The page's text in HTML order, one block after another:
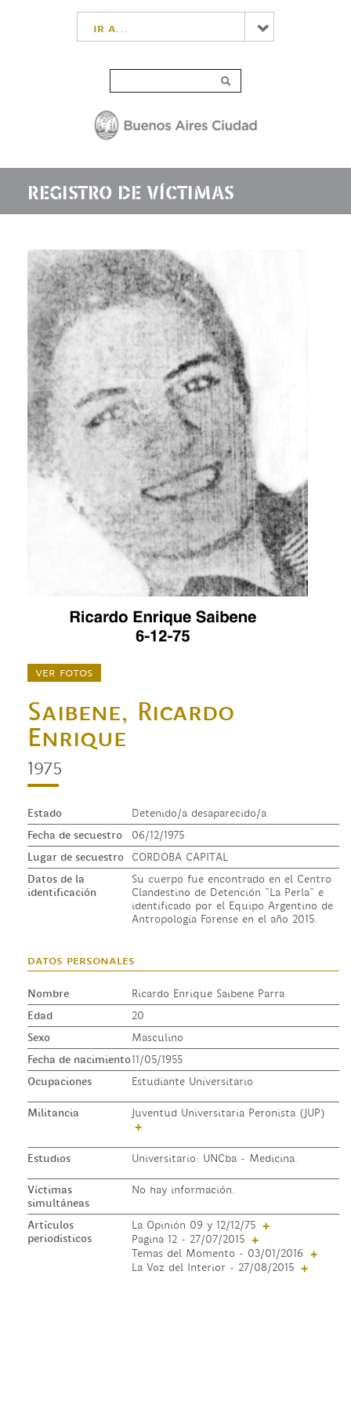
ir a...
REGISTRO DE VÍCTIMAS
ver fotos
Saibene, Ricardo
Enrique
1975
Estado
Detenido/a desaparecido/a
Fecha de secuestro
06/12/1975
Lugar de secuestro
CORDOBA CAPITAL
Datos de la
identificación
Su cuerpo fue encontrado en el Centro
Clandestino de Detención "La Perla" e
identificado por el Equipo Argentino de
Antropología Forense en el año 2015.
datos personales
Nombre
Ricardo Enrique Saibene Parra
Edad
20
Sexo
Masculino
Fecha de nacimiento11/05/1955
Ocupaciones
Estudiante Universitario
Militancia Juventud Universitaria Peronista (JUP)
+
Estudios Universitario: UNCba - Medicina.
Víctimas
simultáneas
No hay información.
Artículos
periodísticos
La Opinión 09 y 12/12/75 +
Pagina 12 - 27/07/2015 +
Temas del Momento - 03/01/2016 +
La Voz del Interior - 27/08/2015 +